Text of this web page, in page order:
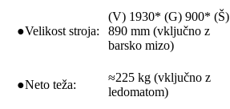
●Velikost stroja:
(V) 1930* (G) 900* (Š)
890 mm (vključno z
barsko mizo)
●Neto teža:
≈225 kg (vključno z
ledomatom)